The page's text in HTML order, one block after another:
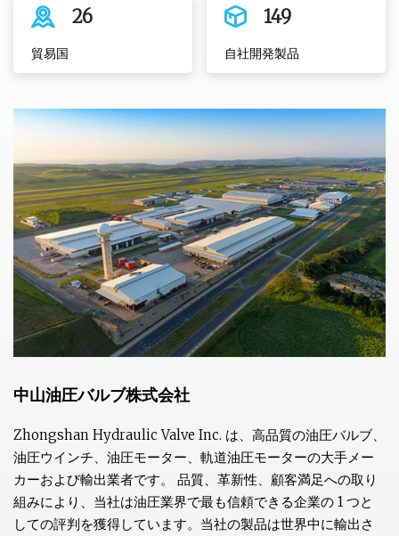
26
貿易国
149
自社開発製品
中山油圧バルブ株式会社
Zhongshan Hydraulic Valve Inc. は、高品質の油圧バルブ、
油圧ウインチ、油圧モーター、軌道油圧モーターの大手メー
カーおよび輸出業者です。 品質、革新性、顧客満足への取り
組みにより、当社は油圧業界で最も信頼できる企業の 1 つと
しての評判を獲得しています。当社の製品は世界中に輸出さ